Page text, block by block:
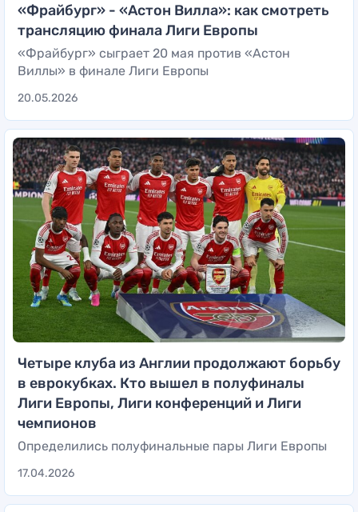
«Фрайбург» - «Астон Вилла»: как смотреть
трансляцию финала Лиги Европы
«Фрайбург» сыграет 20 мая против «Астон
Виллы» в финале Лиги Европы
20.05.2026
Четыре клуба из Англии продолжают борьбу
в еврокубках. Кто вышел в полуфиналы
Лиги Европы, Лиги конференций и Лиги
чемпионов
Определились полуфинальные пары Лиги Европы
17.04.2026